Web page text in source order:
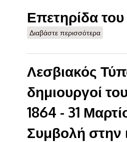
Επετηρίδα
Διαβάστε περισσότερα
Λεσβιακός
δημιουργοί
1864 - 31
Συμβολή στην